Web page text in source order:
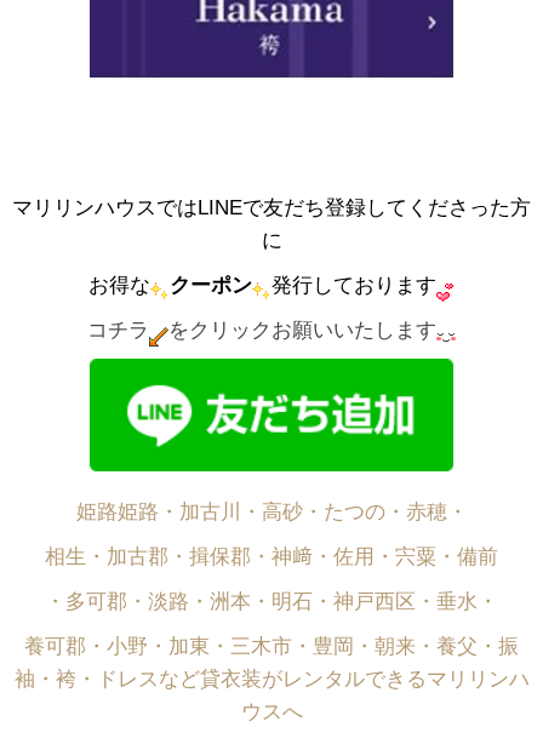
マリリンハウスではLINEで友だち登録してくださった方
に
お得な
クーポン
発行しております
コチラ
をクリックお願いいたします
姫路姫路・加古川・高砂・たつの・赤穂・
相生・加古郡・揖保郡・神﨑・佐用・宍粟・備前
・多可郡・淡路・洲本・明石・神戸西区・垂水・
養可郡・小野・加東・三木市・豊岡・朝来・養父・振
袖・袴・ドレスなど貸衣装がレンタルできるマリリンハ
ウスへ